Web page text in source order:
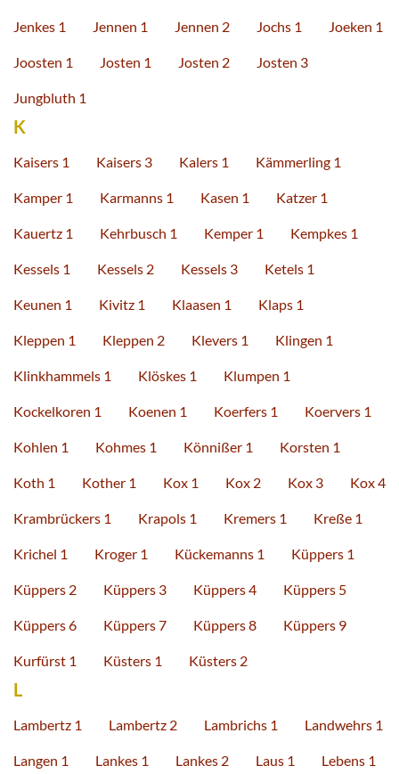
Jenkes 1 Jennen 1 Jennen 2 Jochs 1 Joeken 1
Joosten 1 Josten 1 Josten 2 Josten 3
Jungbluth 1
K
Kaisers 1 Kaisers 3 Kalers 1 Kämmerling 1
Kamper 1 Karmanns 1 Kasen 1 Katzer 1
Kauertz 1 Kehrbusch 1 Kemper 1 Kempkes 1
Kessels 1 Kessels 2 Kessels 3 Ketels 1
Keunen 1 Kivitz 1 Klaasen 1 Klaps 1
Kleppen 1 Kleppen 2 Klevers 1 Klingen 1
Klinkhammels 1 Klöskes 1 Klumpen 1
Kockelkoren 1 Koenen 1 Koerfers 1 Koervers 1
Kohlen 1 Kohmes 1 Könnißer 1 Korsten 1
Koth 1 Kother 1 Kox 1 Kox 2 Kox 3 Kox 4
Krambrückers 1 Krapols 1 Kremers 1 Kreße 1
Krichel 1 Kroger 1 Kückemanns 1 Küppers 1
Küppers 2 Küppers 3 Küppers 4 Küppers 5
Küppers 6 Küppers 7 Küppers 8 Küppers 9
Kurfürst 1 Küsters 1 Küsters 2
L
Lambertz 1 Lambertz 2 Lambrichs 1 Landwehrs 1
Langen 1 Lankes 1 Lankes 2 Laus 1 Lebens 1